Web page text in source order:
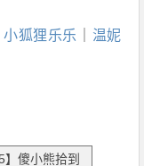
小狐狸乐乐
温妮